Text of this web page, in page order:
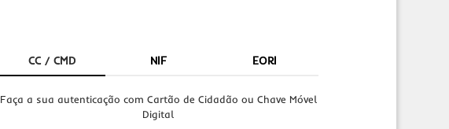
CC / CMD NIF EORI
Faça a sua autenticação com Cartão de Cidadão ou Chave Móvel
Digital